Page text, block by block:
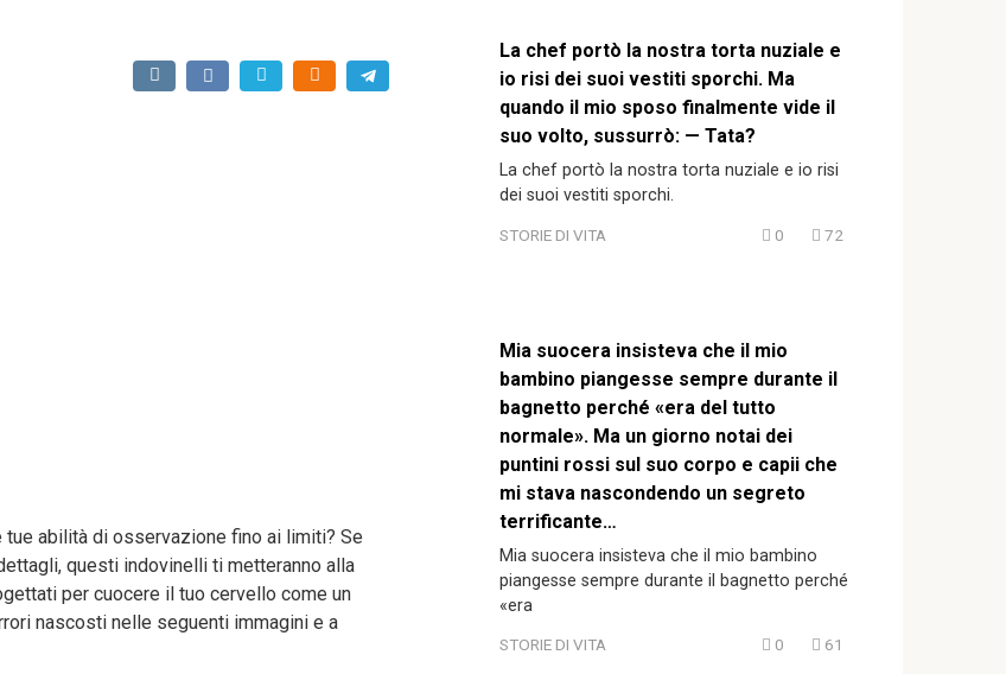
abilità di osservazione fino ai limiti? Se
questi indovinelli ti metteranno alla
per cuocere il tuo cervello come un
nascosti nelle seguenti immagini e a
La chef portò la nostra torta nuziale e
io risi dei suoi vestiti sporchi. Ma
quando il mio sposo finalmente vide il
suo volto, sussurrò: — Tata?
La chef portò la nostra torta nuziale e io risi
dei suoi vestiti sporchi.
STORIE DI VITA 0 72
Mia suocera insisteva che il mio
bambino piangesse sempre durante il
bagnetto perché «era del tutto
normale». Ma un giorno notai dei
puntini rossi sul suo corpo e capii che
mi stava nascondendo un segreto
terrificante…
Mia suocera insisteva che il mio bambino
piangesse sempre durante il bagnetto perché
«era
STORIE DI VITA 0 61